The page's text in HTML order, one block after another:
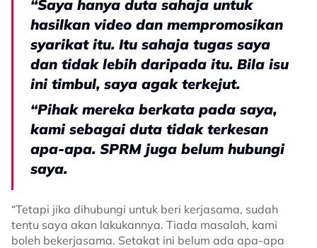
“Saya hanya duta sahaja untuk
hasilkan video dan mempromosikan
syarikat itu. Itu sahaja tugas saya
dan tidak lebih daripada itu. Bila isu
ini timbul, saya agak terkejut.
“Pihak mereka berkata pada saya,
kami sebagai duta tidak terkesan
apa-apa. SPRM juga belum hubungi
saya.
“Tetapi jika dihubungi untuk beri kerjasama, sudah
tentu saya akan lakukannya. Tiada masalah, kami
boleh bekerjasama. Setakat ini belum ada apa-apa